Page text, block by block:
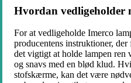
Hvordan vedligeholder
For at vedligeholde Imerco
producentens instruktioner,
det vigtigt at holde lampen ren
og snavs med en blød klud.
stofskærme, kan det være